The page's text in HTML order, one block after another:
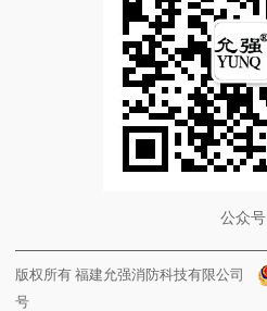
公众号
版权所有 福建允强消防科技有限公司
号